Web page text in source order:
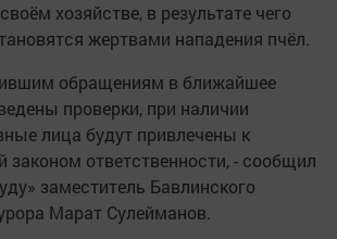
хозяйстве, в результате чего
жертвами нападения пчёл.
обращениям в ближайшее
проверки, при наличии
лица будут привлечены к
законом ответственности, - сообщил
заместитель Бавлинского
Марат Сулейманов.